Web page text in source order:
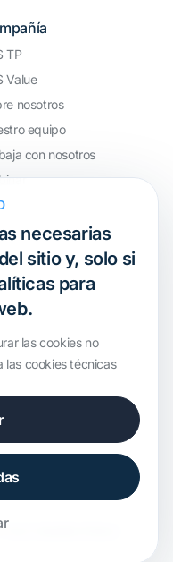
TP
Value
nosotros
equipo
con nosotros
necesarias
sitio y, solo si
para
las cookies no
las cookies técnicas